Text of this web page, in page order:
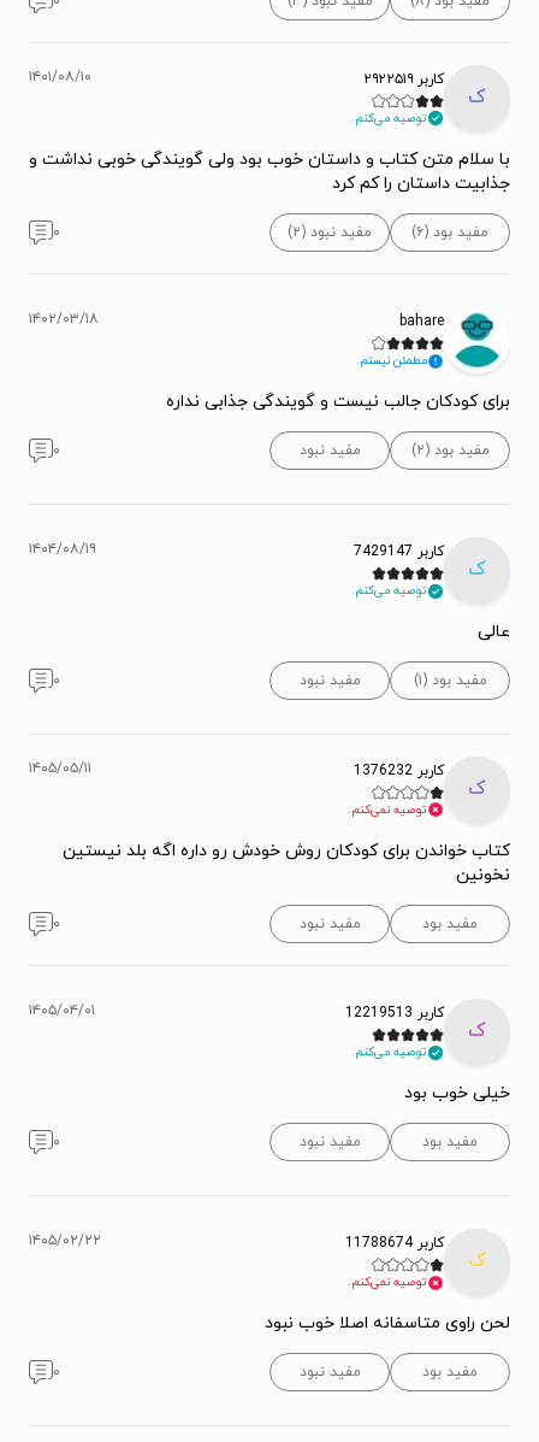
ک
کاربر ۲۹۲۲۵۱۹
توصیه می‌کنم.
۱۴۰۱/۰۸/۱۰
با سلام متن کتاب و داستان خوب بود ولی گویندگی خوبی نداشت و
جذابیت داستان را کم کرد
مفید بود (۶) مفید نبود (۲) ۰
bahare
مطمئن نیستم.
۱۴۰۲/۰۳/۱۸
برای کودکان جالب نیست و گویندگی جذابی نداره
مفید بود (۲) مفید نبود ۰
ک
کاربر 7429147
توصیه می‌کنم.
۱۴۰۴/۰۸/۱۹
عالی
مفید بود (۱) مفید نبود ۰
ک
کاربر 1376232
توصیه نمی‌کنم.
۱۴۰۵/۰۵/۱۱
کتاب خواندن برای کودکان روش خودش رو داره اگه بلد نیستین
نخونین
مفید بود مفید نبود ۰
ک
کاربر 12219513
توصیه می‌کنم.
۱۴۰۵/۰۴/۰۱
خیلی خوب بود
مفید بود مفید نبود ۰
ک
کاربر 11788674
توصیه نمی‌کنم.
۱۴۰۵/۰۲/۲۲
لحن راوی متاسفانه اصلا خوب نبود
مفید بود مفید نبود ۰